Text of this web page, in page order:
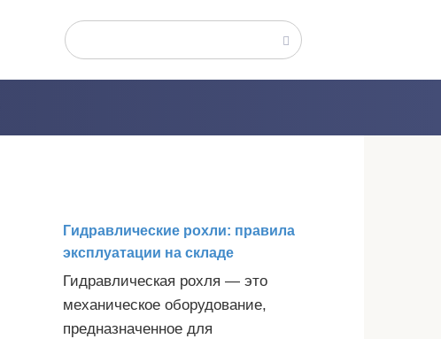
Поиск:
Гидравлические рохли: правила
эксплуатации на складе
Гидравлическая рохля — это
механическое оборудование,
предназначенное для